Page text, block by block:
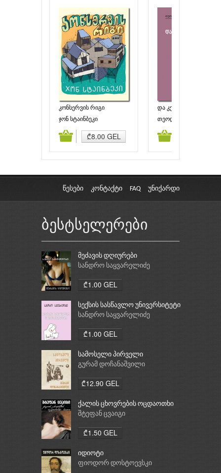
კონსერვის რიგი
ჯონ სტაინბეკი
₾8.00 GEL
და კერი
თეოდორ დრაიზერი
კალათაში დამატება კალათაში
წესები კონტაქტი FAQ უნიქარდი
ბესტსელერები
მეძავის დღიურები
სანდრო საყვარელიძე
₾1.00 GEL
სექსის სასწავლო უნივერსიტეტი
სანდრო საყვარელიძე
₾1.00 GEL
სამოსელი პირველი
გურამ დოჩანაშვილი
₾12.90 GEL
ქალის ცხოვრების ოცდაოთხი
საათი
შტეფან ცვაიგი
₾1.50 GEL
იდიოტი
ფიოდორ დოსტოევსკი